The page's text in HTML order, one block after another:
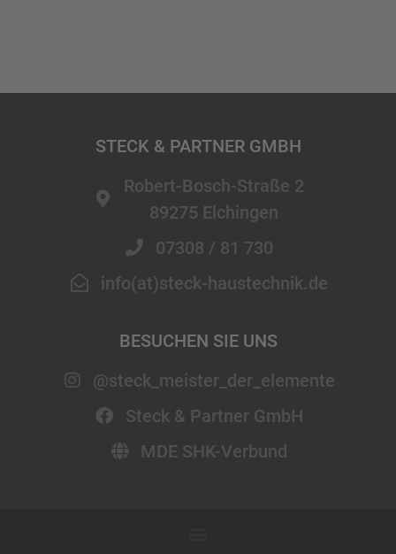
STECK & PARTNER GMBH​
Robert-Bosch-Straße 2
89275 Elchingen
07308 / 81 730
info(at)steck-haustechnik.de
BESUCHEN SIE UNS
@steck_meister_der_elemente
Steck & Partner GmbH
MDE SHK-Verbund